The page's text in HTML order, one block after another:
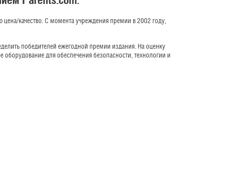
качество. С момента учреждения премии в 2002 году,
победителей ежегодной премии издания. На оценку
для обеспечения безопасности, технологии и